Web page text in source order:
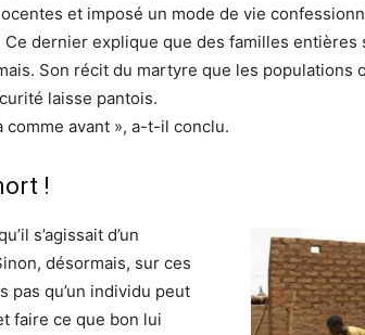
et imposé un mode de vie
Ce dernier explique que des familles entières
Son récit du martyre que les populations
laisse pantois.
comme avant », a-t-il conclu.
!
s’agissait d’un
désormais, sur ces
pas qu’un individu peut
faire ce que bon lui